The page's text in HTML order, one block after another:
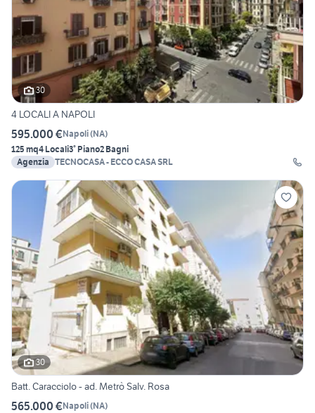
30
4 LOCALI A NAPOLI
595.000 €Napoli(NA)
125 mq4 Locali3° Piano2 Bagni
Agenzia TECNOCASA - ECCO CASA SRL
30
Batt. Caracciolo - ad. Metrò Salv. Rosa
565.000 €Napoli(NA)